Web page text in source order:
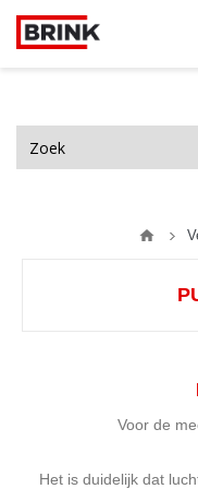
Voor de
Het is duidelijk dat